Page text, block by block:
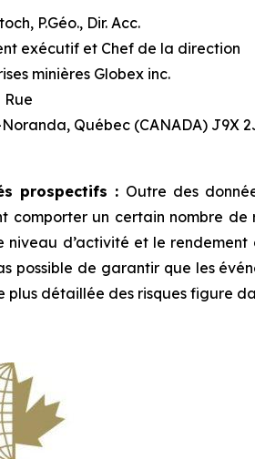
P.Géo., Dir. Acc.
exécutif et Chef de la direction
minières Globex inc.
Rue
Québec (CANADA) J9X
prospectifs : Outre des
comporter un certain nombre de
niveau d’activité et le
possible de garantir que les
plus détaillée des risques figure